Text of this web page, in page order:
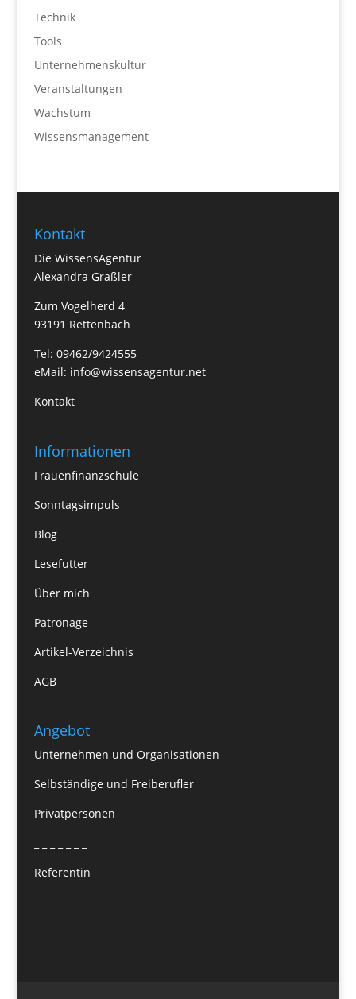
Technik
Tools
Unternehmenskultur
Veranstaltungen
Wachstum
Wissensmanagement
Kontakt
Die WissensAgentur
Alexandra Graßler
Zum Vogelherd 4
93191 Rettenbach
Tel: 09462/9424555
eMail: info@wissensagentur.net
Kontakt
Informationen
Frauenfinanzschule
Sonntagsimpuls
Blog
Lesefutter
Über mich
Patronage
Artikel-Verzeichnis
AGB
Angebot
Unternehmen und Organisationen
Selbständige und Freiberufler
Privatpersonen
Referentin